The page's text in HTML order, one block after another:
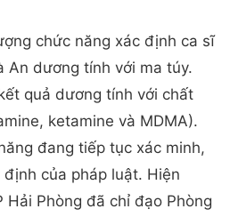
chức năng xác định ca sĩ
An dương tính với ma túy.
quả dương tính với chất
ketamine và MDMA).
đang tiếp tục xác minh,
của pháp luật. Hiện
Hải Phòng đã chỉ đạo Phòng